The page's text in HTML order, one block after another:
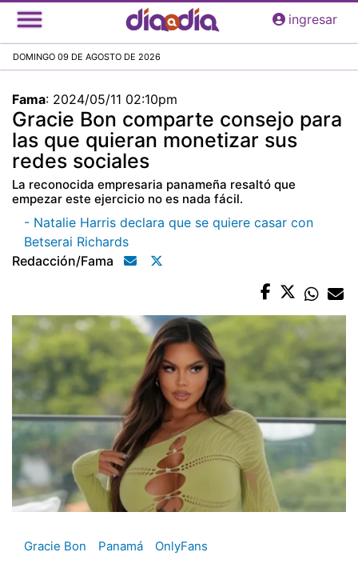
Pasar
al
principal
ingresar
DOMINGO 09 DE AGOSTO DE 2026
Fama: 2024/05/11 02:10pm
Gracie Bon comparte consejo para
las que quieran monetizar sus
redes sociales
La reconocida empresaria panameña resaltó que
empezar este ejercicio no es nada fácil.
- Natalie Harris declara que se quiere casar con
Betserai Richards
Redacción/fama
Gracie Bon Panamá OnlyFans